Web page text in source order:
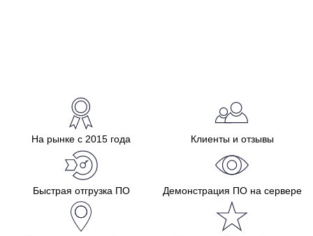
На рынке с 2015 года Клиенты и отзывы
Быстрая отгрузка ПО Демонстрация ПО на сервере